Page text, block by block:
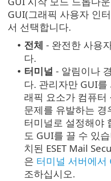
GUI(그래픽 사용자 인
서 선택합니다.
• 전체 - 완전한 사용
다.
• 터미널 - 알림이나
다. 관리자만 GUI
래픽 요소가 컴퓨
문제를 유발하는
터미널로 설정해야
도 GUI를 끌 수 있
치된 ESET Mail
은 터미널 서버에서
조하십시오.